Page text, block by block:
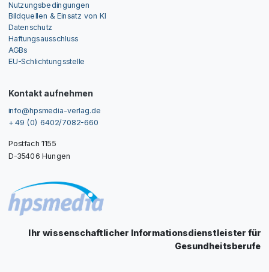
Nutzungsbedingungen
Bildquellen & Einsatz von KI
Datenschutz
Haftungsausschluss
AGBs
EU-Schlichtungsstelle
Kontakt aufnehmen
info@hpsmedia-verlag.de
+ 49 (0) 6402/7082-660
Postfach 1155
D-35406 Hungen
Ihr wissenschaftlicher Informationsdienstleister für
Gesundheitsberufe